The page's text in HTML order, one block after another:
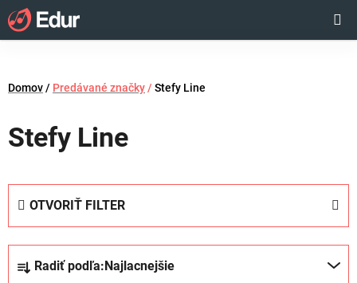
Prejsť
na
obsah
KOŠÍK
Domov/ Predávané značky / Stefy Line
Stefy Line
OTVORIŤ FILTER
Radiť podľa:Najlacnejšie